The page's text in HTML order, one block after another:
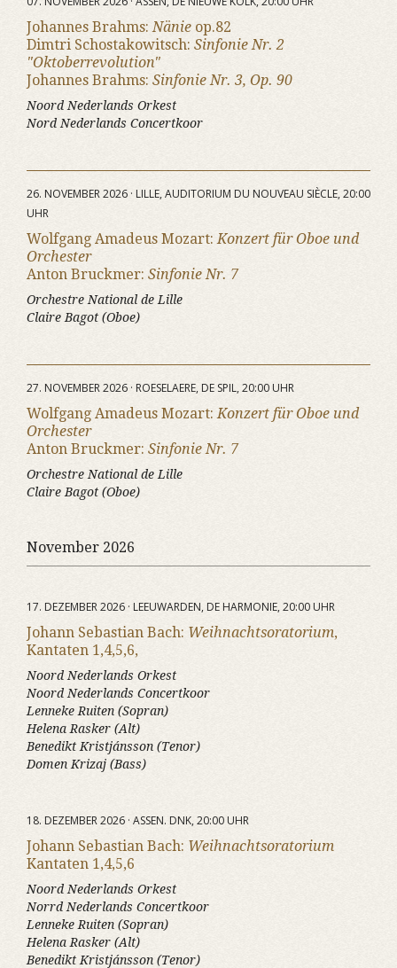
Johannes Brahms:Nänie op.82
Dimtri Schostakowitsch: Sinfonie Nr. 2
"Oktoberrevolution"
Johannes Brahms: Sinfonie Nr. 3, Op. 90
Noord Nederlands Orkest
Nord Nederlands Concertkoor
26. NOVEMBER 2026 · LILLE, AUDITORIUM DU NOUVEAU SIÈCLE, 20:00
UHR
Wolfgang Amadeus Mozart:Konzert für Oboe und
Orchester
Anton Bruckmer: Sinfonie Nr. 7
Orchestre National de Lille
Claire Bagot (Oboe)
27. NOVEMBER 2026 · ROESELAERE, DE SPIL, 20:00 UHR
Wolfgang Amadeus Mozart:Konzert für Oboe und
Orchester
Anton Bruckmer: Sinfonie Nr. 7
Orchestre National de Lille
Claire Bagot (Oboe)
November 2026
17. DEZEMBER 2026 · LEEUWARDEN, DE HARMONIE, 20:00 UHR
Johann Sebastian Bach: Weihnachtsoratorium,
Kantaten 1,4,5,6,
Noord Nederlands Orkest
Noord Nederlands Concertkoor
Lenneke Ruiten (Sopran)
Helena Rasker (Alt)
Benedikt Kristjánsson (Tenor)
Domen Krizaj (Bass)
18. DEZEMBER 2026 · ASSEN. DNK, 20:00 UHR
Johann Sebastian Bach: Weihnachtsoratorium
Kantaten 1,4,5,6
Noord Nederlands Orkest
Norrd Nederlands Concertkoor
Lenneke Ruiten (Sopran)
Helena Rasker (Alt)
Benedikt Kristjánsson (Tenor)